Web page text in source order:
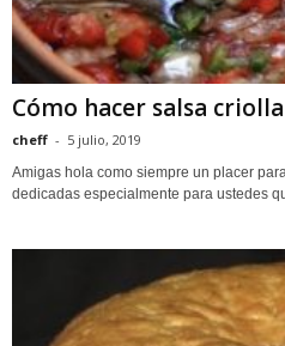
Cómo hacer salsa criolla
cheff - 5 julio, 2019
Amigas hola como siempre un placer
dedicadas especialmente para ustedes